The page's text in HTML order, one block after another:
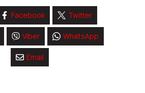
Facebook Twitter
Viber WhatsApp
Email